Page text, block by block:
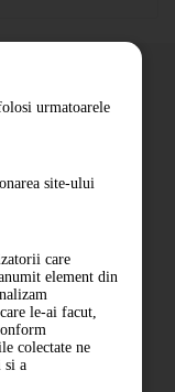
urmatoarele
site-ului
care
element din
le-ai facut,
colectate ne
si a